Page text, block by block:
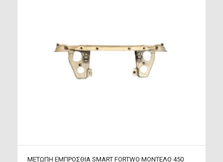
METΩΠΗ ΕΜΠΡΟΣΘΙΑ SMART FORTWO MΟΝΤΕΛΟ 450